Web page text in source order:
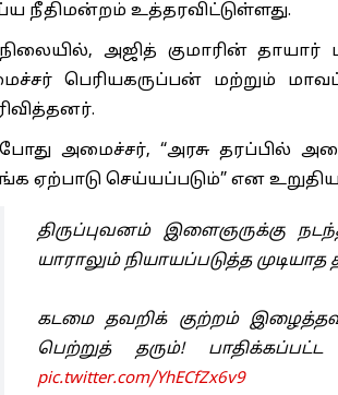
நீதிமன்றம் உத்தரவிட்டுள்ளது.
அஜித் குமாரின் தாயார்
பெரியகருப்பன் மற்றும்
அமைச்சர், “அரசு தரப்பில்
ஏற்பாடு செய்யப்படும்” என
திருப்புவனம் இளைஞருக்கு
யாராலும் நியாயப்படுத்த முடியாத
கடமை தவறிக் குற்றம்
பெற்றுத் தரும்! பாதிக்கப்பட்ட
pic.twitter.com/YhECfZx6v9